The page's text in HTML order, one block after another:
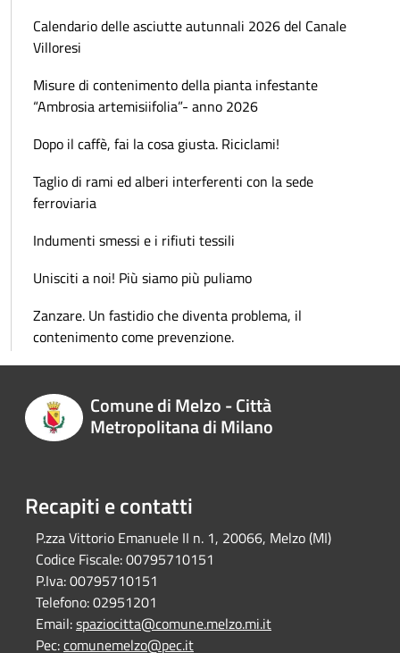
Calendario delle asciutte autunnali 2026 del Canale
Villoresi
Misure di contenimento della pianta infestante
“Ambrosia artemisiifolia”- anno 2026
Dopo il caffè, fai la cosa giusta. Riciclami!
Taglio di rami ed alberi interferenti con la sede
ferroviaria
Indumenti smessi e i rifiuti tessili
Unisciti a noi! Più siamo più puliamo
Zanzare. Un fastidio che diventa problema, il
contenimento come prevenzione.
Comune di Melzo - Città
Metropolitana di Milano
Recapiti e contatti
P.zza Vittorio Emanuele II n. 1, 20066, Melzo (MI)
Codice Fiscale:00795710151
P.Iva:00795710151
Telefono:02951201
Email:spaziocitta@comune.melzo.mi.it
Pec:comunemelzo@pec.it